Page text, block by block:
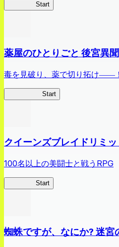
Start
薬屋のひとりごと 後宮異
毒を見破り、薬で切り拓け――！
Start
クイーンズブレイドリミ
100名以上の美闘士と戦うRPG
Start
蜘蛛ですが、なにか? 迷宮